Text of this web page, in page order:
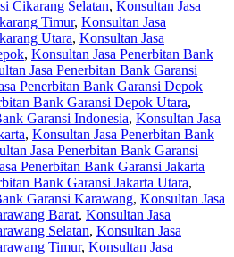
Cikarang Selatan, Konsultan Jasa
Timur, Konsultan Jasa
Utara, Konsultan Jasa
, Konsultan Jasa Penerbitan Bank
Jasa Penerbitan Bank Garansi
Penerbitan Bank Garansi Depok
Bank Garansi Depok Utara,
Garansi Indonesia, Konsultan Jasa
, Konsultan Jasa Penerbitan Bank
Jasa Penerbitan Bank Garansi
Penerbitan Bank Garansi Jakarta
Bank Garansi Jakarta Utara,
Garansi Karawang, Konsultan Jasa
Barat, Konsultan Jasa
Selatan, Konsultan Jasa
Timur, Konsultan Jasa